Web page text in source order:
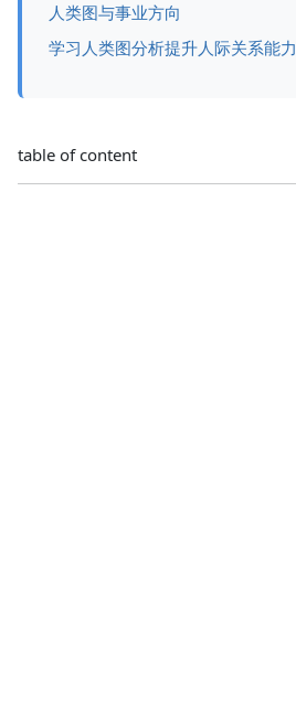
人类图与事业方向
学习人类图分析提升人际关系能力
table of content